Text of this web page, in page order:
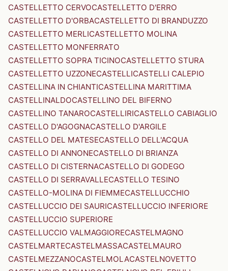
CASTELLETTO CERVOCASTELLETTO D'ERRO
CASTELLETTO D'ORBACASTELLETTO DI BRANDUZZO
CASTELLETTO MERLICASTELLETTO MOLINA
CASTELLETTO MONFERRATO
CASTELLETTO SOPRA TICINOCASTELLETTO STURA
CASTELLETTO UZZONECASTELLICASTELLI CALEPIO
CASTELLINA IN CHIANTICASTELLINA MARITTIMA
CASTELLINALDOCASTELLINO DEL BIFERNO
CASTELLINO TANAROCASTELLIRICASTELLO CABIAGLIO
CASTELLO D'AGOGNACASTELLO D'ARGILE
CASTELLO DEL MATESECASTELLO DELL'ACQUA
CASTELLO DI ANNONECASTELLO DI BRIANZA
CASTELLO DI CISTERNACASTELLO DI GODEGO
CASTELLO DI SERRAVALLECASTELLO TESINO
CASTELLO-MOLINA DI FIEMMECASTELLUCCHIO
CASTELLUCCIO DEI SAURICASTELLUCCIO INFERIORE
CASTELLUCCIO SUPERIORE
CASTELLUCCIO VALMAGGIORECASTELMAGNO
CASTELMARTECASTELMASSACASTELMAURO
CASTELMEZZANOCASTELMOLACASTELNOVETTO